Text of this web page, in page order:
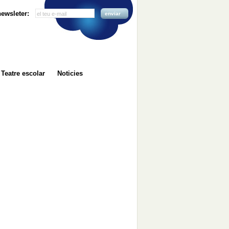
enviar
Teatre escolar Noticies